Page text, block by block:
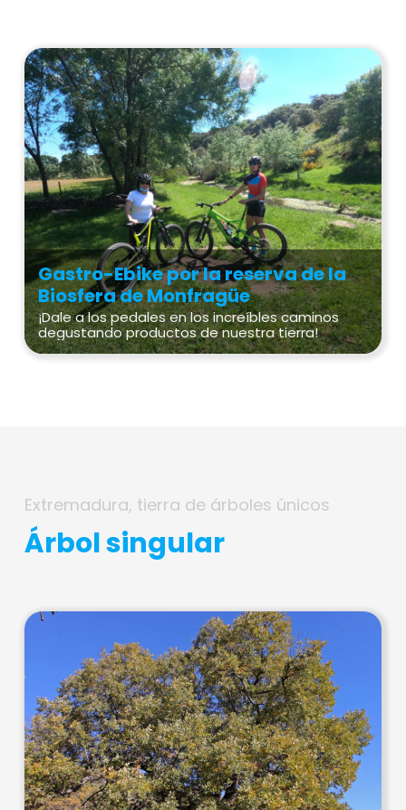
Gastro-Ebike por la reserva de la
Biosfera de Monfragüe
¡Dale a los pedales en los increíbles caminos
degustando productos de nuestra tierra!
Extremadura, tierra de árboles únicos
Árbol singular